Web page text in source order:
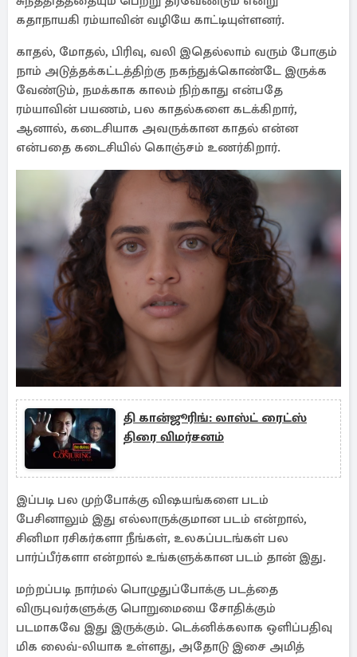
கதாநாயகி ரம்யாவின் வழியே காட்டியுள்ளனர்.
காதல், மோதல், பிரிவு, வலி இதெல்லாம் வரும் போகும்
நாம் அடுத்தக்கட்டத்திற்கு நகந்துக்கொண்டே இருக்க
வேண்டும், நமக்காக காலம் நிற்காது என்பதே
ரம்யாவின் பயணம், பல காதல்களை கடக்கிறார்,
ஆனால், கடைசியாக அவருக்கான காதல் என்ன
என்பதை கடைசியில் கொஞ்சம் உணர்கிறார்.
தி கான்ஜூரிங்: லாஸ்ட் ரைட்ஸ்
திரை விமர்சனம்
இப்படி பல முற்போக்கு விஷயங்களை படம்
பேசினாலும் இது எல்லாருக்குமான படம் என்றால்,
சினிமா ரசிகர்களா நீங்கள், உலகப்படங்கள் பல
பார்ப்பீர்களா என்றால் உங்களுக்கான படம் தான் இது.
மற்றப்படி நார்மல் பொழுதுப்போக்கு படத்தை
விருபுவர்களுக்கு பொறுமையை சோதிக்கும்
படமாகவே இது இருக்கும். டெக்னிக்கலாக ஒளிப்பதிவு
மிக லைவ்-லியாக உள்ளது, அதோடு இசை அமித்